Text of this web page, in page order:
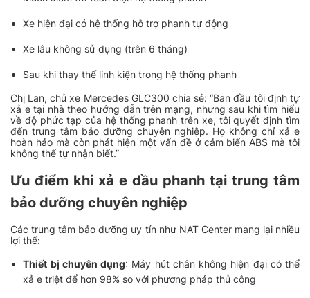
Xe hiện đại có hệ thống hỗ trợ phanh tự động
Xe lâu không sử dụng (trên 6 tháng)
Sau khi thay thế linh kiện trong hệ thống phanh
Chị Lan, chủ xe Mercedes GLC300 chia sẻ: “Ban đầu tôi định tự
xả e tại nhà theo hướng dẫn trên mạng, nhưng sau khi tìm hiểu
về độ phức tạp của hệ thống phanh trên xe, tôi quyết định tìm
đến trung tâm bảo dưỡng chuyên nghiệp. Họ không chỉ xả e
hoàn hảo mà còn phát hiện một vấn đề ở cảm biến ABS mà tôi
không thể tự nhận biết.”
Ưu điểm khi xả e dầu phanh tại trung tâm
bảo dưỡng chuyên nghiệp
Các trung tâm bảo dưỡng uy tín như NAT Center mang lại nhiều
lợi thế:
Thiết bị chuyên dụng: Máy hút chân không hiện đại có thể
xả e triệt để hơn 98% so với phương pháp thủ công